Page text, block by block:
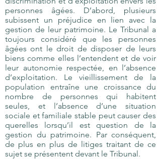
personnes âgées. D’abord, plusieurs
subissent un préjudice en lien avec la
gestion de leur patrimoine. Le Tribunal a
toujours considéré que les personnes
âgées ont le droit de disposer de leurs
biens comme elles l’entendent et de voir
leur autonomie respectée, en l’absence
d’exploitation. Le vieillissement de la
population entraîne une croissance du
nombre de personnes qui habitent
seules, et l’absence d’une situation
sociale et familiale stable peut causer des
querelles lorsqu’il est question de la
gestion du patrimoine. Par conséquent,
de plus en plus de litiges traitant de ce
sujet se présentent devant le Tribunal.